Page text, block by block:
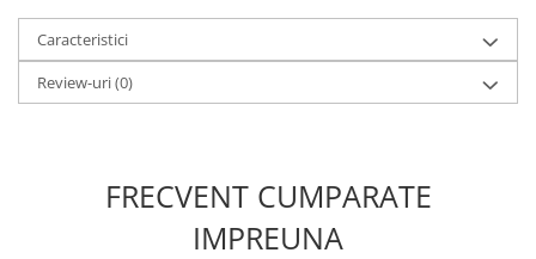
Caracteristici
Review-uri(0)
FRECVENT CUMPARATE
IMPREUNA